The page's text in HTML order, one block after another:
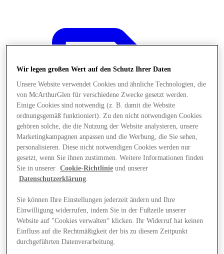
Angebote
Wir legen großen Wert auf den Schutz Ihrer Daten
Unsere Website verwendet Cookies und ähnliche Technologien, die
von McArthurGlen für verschiedene Zwecke gesetzt werden.
Einige Cookies sind notwendig (z. B. damit die Website
ordnungsgemäß funktioniert). Zu den nicht notwendigen Cookies
gehören solche, die die Nutzung der Website analysieren, unsere
Marketingkampagnen anpassen und die Werbung, die Sie sehen,
personalisieren. Diese nicht notwendigen Cookies werden nur
gesetzt, wenn Sie ihnen zustimmen. Weitere Informationen finden
Sie in unserer
Cookie-Richtlinie und unserer
Datenschutzerklärung.
Sie können Ihre Einstellungen jederzeit ändern und Ihre
Einwilligung widerrufen, indem Sie in der Fußzeile unserer
Website auf "Cookies verwalten“ klicken. Ihr Widerruf hat keinen
Einfluss auf die Rechtmäßigkeit der bis zu diesem Zeitpunkt
durchgeführten Datenverarbeitung.